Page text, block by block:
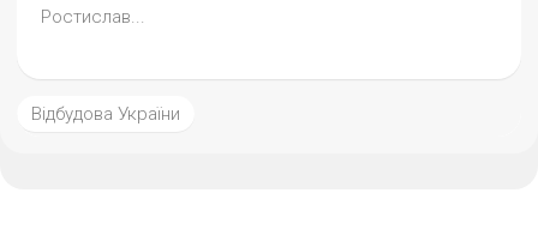
Ростислав...
Відбудова України